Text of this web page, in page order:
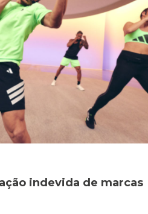
indevida de marcas